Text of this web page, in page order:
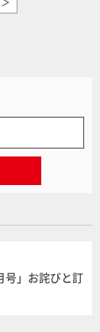
号」お詫びと訂